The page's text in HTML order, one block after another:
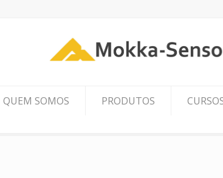
QUEM SOMOS PRODUTOS